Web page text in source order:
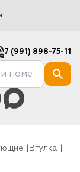
7 (991) 898-75-11
Втулка